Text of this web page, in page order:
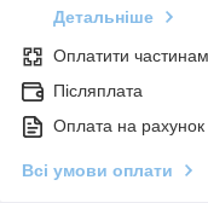
Детальніше
Оплатити
Післяплата
Оплата на рахунок
Всі умови оплати